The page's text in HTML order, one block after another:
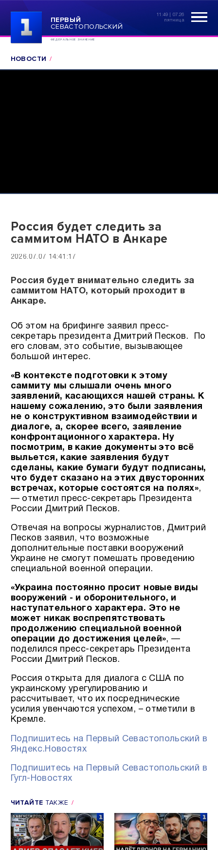
ПЕРВЫЙ
СЕВАСТОПОЛЬСКИЙ
ФЕДЕРАЛЬНОЕ ЗНАЧЕНИЕ
11:49 | 07.26
пятница
НОВОСТИ
Россия будет следить за
саммитом НАТО в Анкаре
2026.07.07 14:41:17
Россия будет внимательно следить за
саммитом НАТО, который проходит в
Анкаре.
Об этом на брифинге заявил пресс-
секретарь президента Дмитрий Песков. По
его словам, это событие, вызывающее
большой интерес.
«В контексте подготовки к этому
саммиту мы слышали очень много
заявлений, касающихся нашей страны. К
нашему сожалению, это были заявления
не о конструктивном взаимодействии и
диалоге, а, скорее всего, заявление
конфронтационного характера. Ну
посмотрим, в какие документы это всё
выльется, какие заявления будут
сделаны, какие бумаги будут подписаны,
что будет сказано на этих двусторонних
встречах, которые состоятся на полях»,
— отметил пресс-секретарь Президента
России Дмитрий Песков.
Отвечая на вопросы журналистов, Дмитрий
Песков заявил, что возможные
дополнительные поставки вооружений
Украине не смогут помешать проведению
специальной военной операции.
«Украина постоянно просит новые виды
вооружений - и оборонительного, и
наступательного характера. Это не
может никак воспрепятствовать
продолжению специальной военной
операции до достижения целей», —
поделился пресс-секретарь Президента
России Дмитрий Песков.
Россия открыта для диалога с США по
украинскому урегулированию и
рассчитывает, что их посреднические
усилия увенчаются успехом, – отметили в
Кремле.
Подпишитесь на Первый Севастопольский в
Яндекс.Новостях
Подпишитесь на Первый Севастопольский в
Гугл-Новостях
ЧИТАЙТЕ ТАКЖЕ